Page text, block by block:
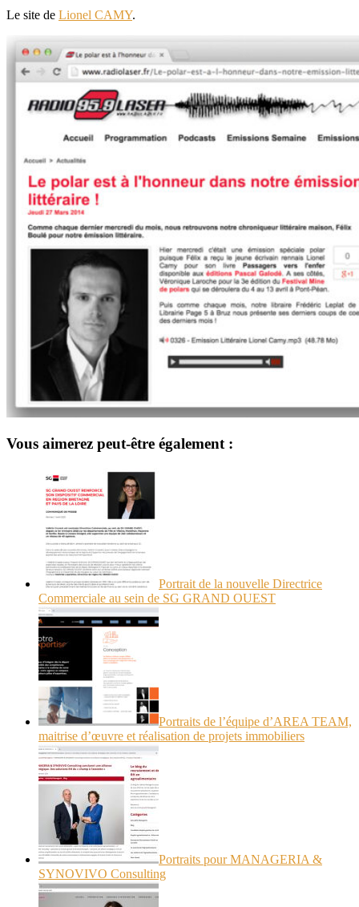
Le site de Lionel CAMY.
Vous aimerez peut-être également :
Portrait de la nouvelle Directrice
Commerciale au sein de SG GRAND OUEST
Portraits de l’équipe d’AREA TEAM,
maitrise d’œuvre et réalisation de projets immobiliers
Portraits pour MANAGERIA &
SYNOVIVO Consulting